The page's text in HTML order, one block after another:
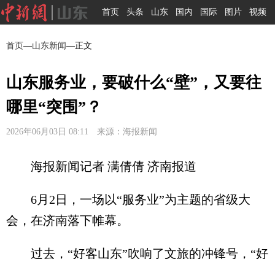
首页 头条 山东 国内 国际 图片 视频
首页—山东新闻—正文
山东服务业，要破什么“壁”，又要往
哪里“突围”？
2026年06月03日 08:11 来源：海报新闻
海报新闻记者 满倩倩 济南报道
6月2日，一场以“服务业”为主题的省级大
会，在济南落下帷幕。
过去，“好客山东”吹响了文旅的冲锋号，“好